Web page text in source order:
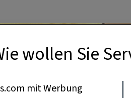
wollen Sie
mit Werbung